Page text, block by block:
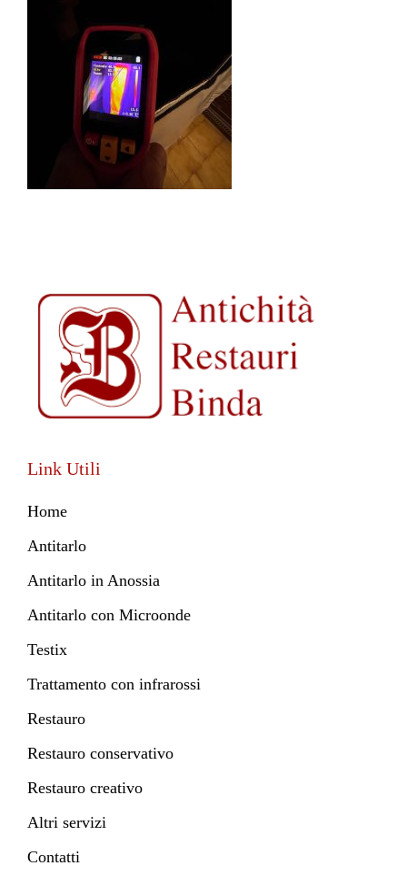
Link Utili
Home
Antitarlo
Antitarlo in Anossia
Antitarlo con Microonde
Testix
Trattamento con infrarossi
Restauro
Restauro conservativo
Restauro creativo
Altri servizi
Contatti